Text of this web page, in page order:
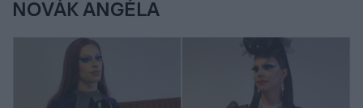
NOVÁK ANGÉLA